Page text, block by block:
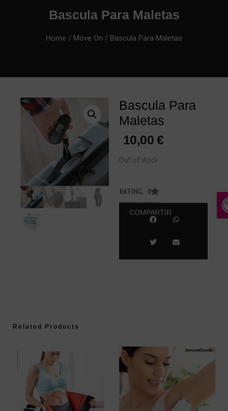
Bascula Para Maletas
Home / Move On / Bascula Para Maletas
Bascula Para
Maletas
10,00€
Out of stock
RATING: 0
COMPARTIR
Related Products